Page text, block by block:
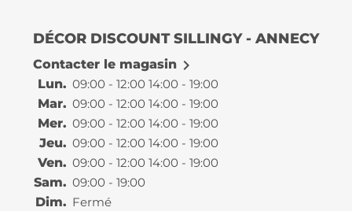
DÉCOR DISCOUNT SILLINGY - ANNECY
Contacter le magasin 
Lun. 09:00 - 12:00 14:00 - 19:00
Mar. 09:00 - 12:00 14:00 - 19:00
Mer. 09:00 - 12:00 14:00 - 19:00
Jeu. 09:00 - 12:00 14:00 - 19:00
Ven. 09:00 - 12:00 14:00 - 19:00
Sam. 09:00 - 19:00
Dim. Fermé